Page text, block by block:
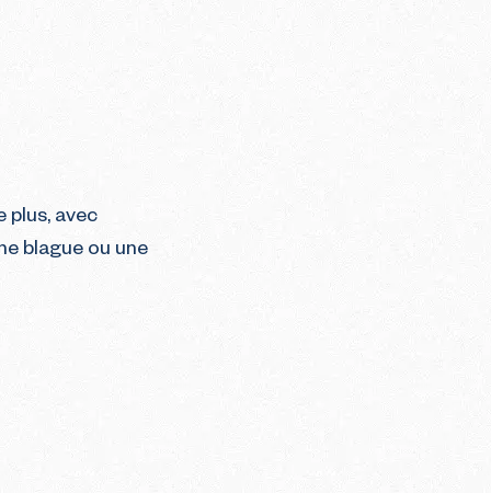
plus, avec
blague ou une